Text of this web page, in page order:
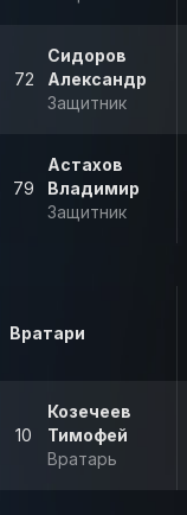
72
Сидоров
Александр
Защитник
79
Астахов
Владимир
Защитник
Вратари
10
Козечеев
Тимофей
Вратарь